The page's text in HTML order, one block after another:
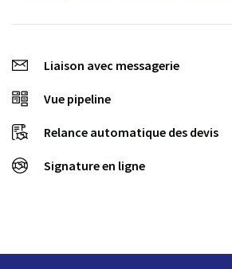
Liaison avec messagerie
Vue pipeline
Relance automatique des devis
Signature en ligne